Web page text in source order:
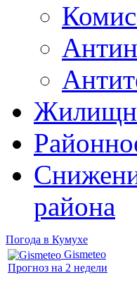
района
Погода в Кумухе
Gismeteo
Прогноз на 2 недели